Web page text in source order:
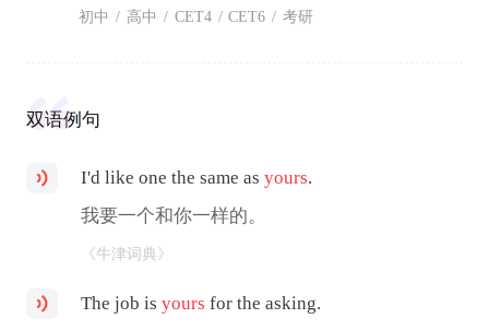
初中 / 高中 / CET4 / CET6 / 考研
双语例句
I'd like one the same asyours.
我要一个和你一样的。
《牛津词典》
The job isyours for the asking.